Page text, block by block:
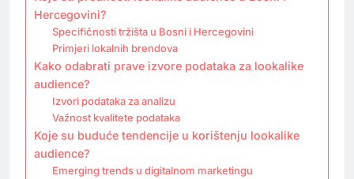
Hercegovini?
Specifičnosti tržišta u Bosni i Hercegovini
Primjeri lokalnih brendova
Kako odabrati prave izvore podataka za lookalike
audience?
Izvori podataka za analizu
Važnost kvalitete podataka
Koje su buduće tendencije u korištenju lookalike
audience?
Emerging trends u digitalnom marketingu